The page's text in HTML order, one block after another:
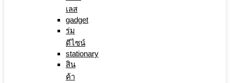
เลส
gadget
ร่ม
ดีไซน์
stationary
สิน
ค้า